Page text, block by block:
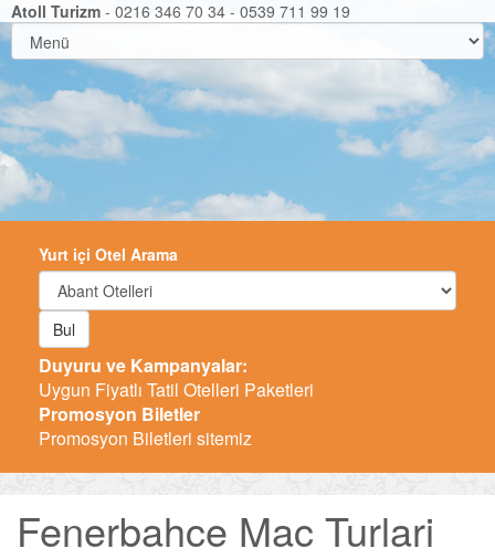
Atoll Turizm - 0216 346 70 34 - 0539 711 99 19
Yurt içi Otel Arama
Bul
Duyuru ve Kampanyalar:
Uygun Fiyatlı Tatil Otelleri Paketleri
Promosyon Biletler
Promosyon Biletleri sitemiz
Fenerbahce Mac Turlari